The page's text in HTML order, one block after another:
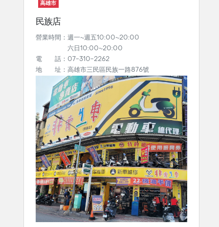
高雄市
民族店
營業時間：週一~週五10:00~20:00
六日10:00~20:00
電 話：07-310-2262
地 址：高雄市三民區民族一路876號